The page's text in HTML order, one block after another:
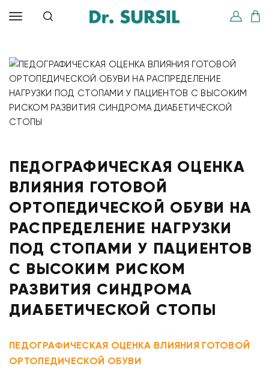
ПЕДОГРАФИЧЕСКАЯ ОЦЕНКА
ВЛИЯНИЯ ГОТОВОЙ
ОРТОПЕДИЧЕСКОЙ ОБУВИ НА
РАСПРЕДЕЛЕНИЕ НАГРУЗКИ
ПОД СТОПАМИ У ПАЦИЕНТОВ
С ВЫСОКИМ РИСКОМ
РАЗВИТИЯ СИНДРОМА
ДИАБЕТИЧЕСКОЙ СТОПЫ
ПЕДОГРАФИЧЕСКАЯ ОЦЕНКА ВЛИЯНИЯ ГОТОВОЙ
ОРТОПЕДИЧЕСКОЙ ОБУВИ